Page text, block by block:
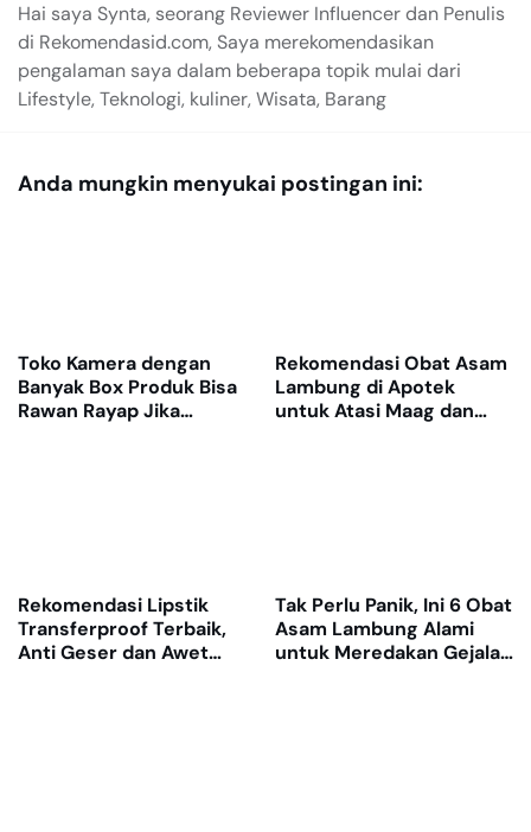
Hai saya Synta, seorang Reviewer Influencer dan Penulis
di Rekomendasid.com, Saya merekomendasikan
pengalaman saya dalam beberapa topik mulai dari
Lifestyle, Teknologi, kuliner, Wisata, Barang
Anda mungkin menyukai postingan ini:
Toko Kamera dengan
Banyak Box Produk Bisa
Rawan Rayap Jika
Rekomendasi Obat Asam
Lambung di Apotek
untuk Atasi Maag dan
Rekomendasi Lipstik
Transferproof Terbaik,
Anti Geser dan Awet
Tak Perlu Panik, Ini 6 Obat
Asam Lambung Alami
untuk Meredakan Gejala